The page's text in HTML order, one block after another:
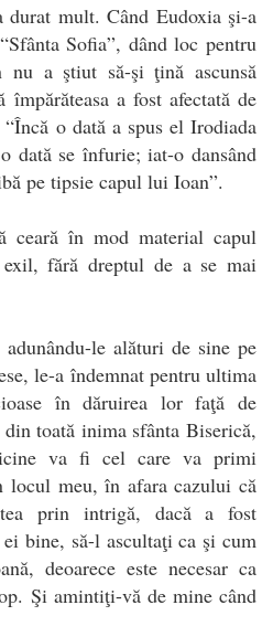
durat mult. Când Eudoxia şi-a
Sofia”, dând loc pentru
nu a ştiut să-şi ţină ascunsă
împărăteasa a fost afectată de
o dată a spus el Irodiada
dată se înfurie; iat-o dansând
pe tipsie capul lui Ioan”.
ceară în mod material capul
fără dreptul de a se mai
le alături de sine pe
le-a îndemnat pentru ultima
în dăruirea lor faţă de
toată inima sfânta Biserică,
va fi cel care va primi
locul meu, în afara cazului că
prin intrigă, dacă a fost
bine, să-l ascultaţi ca şi cum
deoarece este necesar ca
Şi amintiţi-vă de mine când